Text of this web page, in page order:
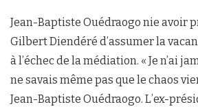
Jean-Baptiste Ouédraogo nie avoir
Gilbert Diendéré d’assumer la
à l’échec de la médiation. « Je n’ai
ne savais même pas que le chaos
Jean-Baptiste Ouédraogo. L’ex-